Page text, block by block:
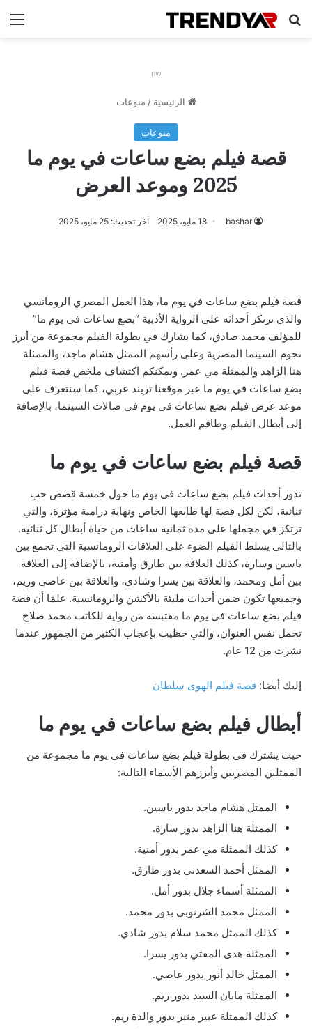
بحث عن
nw
الرئيسية / منوعات
منوعات
قصة فيلم بضع ساعات في يوم ما
2025 وموعد العرض
bashar 18 مايو، 2025 آخر تحديث: 25 مايو، 2025
قصة فيلم بضع ساعات في يوم ما، هذا العمل المصري الرومانسي
والذي ترتكز أحداثه على الرواية الأدبية “بضع ساعات في يوم ما”
للمؤلف محمد صادق، كما يشارك في بطولة الفيلم مجموعة من أبرز
نجوم السينما المصرية وعلى رأسهم الممثل هشام ماجد، والممثلة
هنا الزاهد والممثلة مي عمر. ويمكنكم اكتشاف ملخص قصة فيلم
بضع ساعات في يوم ما عبر موقعنا تريند عربي، كما سنتعرف على
موعد عرض فيلم بضع ساعات فى يوم في صالات السينما، بالإضافة
إلى أبطال الفيلم وطاقم العمل.
قصة فيلم بضع ساعات في يوم ما
تدور أحداث فيلم بضع ساعات فى يوم ما حول خمسة قصص حب
ثنائية، لكن لكل قصة لها طابعها الخاص ونهاية درامية مؤثرة، والتي
ترتكز في مجملها على مدة ثمانية ساعات من حياة أبطال كل ثنائية.
بالتالي يسلط الفيلم الضوء على العلاقات الرومانسية التي تجمع بين
ياسين وسارة، كذلك العلاقة بين طارق وأمنية، بالإضافة إلى العلاقة
بين أمل ومحمد، والعلاقة بين يسرا وشادي، والعلاقة بين عاصي وريم،
وجميعها تكون ضمن أحداث مليئة بالأكشن والرومانسية. علمًا أن قصة
فيلم بضع ساعات فى يوم ما مقتبسة من رواية للكاتب محمد صلاح
تحمل نفس العنوان، والتي حظيت بإعجاب الكثير من الجمهور عندما
نشرت من 12 عام.
إليك أيضا: قصة فيلم الهوى سلطان
أبطال فيلم بضع ساعات في يوم ما
حيث يشترك في بطولة فيلم بضع ساعات في يوم ما مجموعة من
الممثلين المصريين وأبرزهم الأسماء التالية:
الممثل هشام ماجد بدور ياسين.
الممثلة هنا الزاهد بدور سارة.
كذلك الممثلة مي عمر بدور أمنية.
الممثل أحمد السعدني بدور طارق.
الممثلة أسماء جلال بدور أمل.
الممثل محمد الشرنوبي بدور محمد.
كذلك الممثل محمد سلام بدور شادي.
الممثلة هدى المفتي بدور يسرا.
الممثل خالد أنور بدور عاصي.
الممثلة مايان السيد بدور ريم.
كذلك الممثلة عبير منير بدور والدة ريم.